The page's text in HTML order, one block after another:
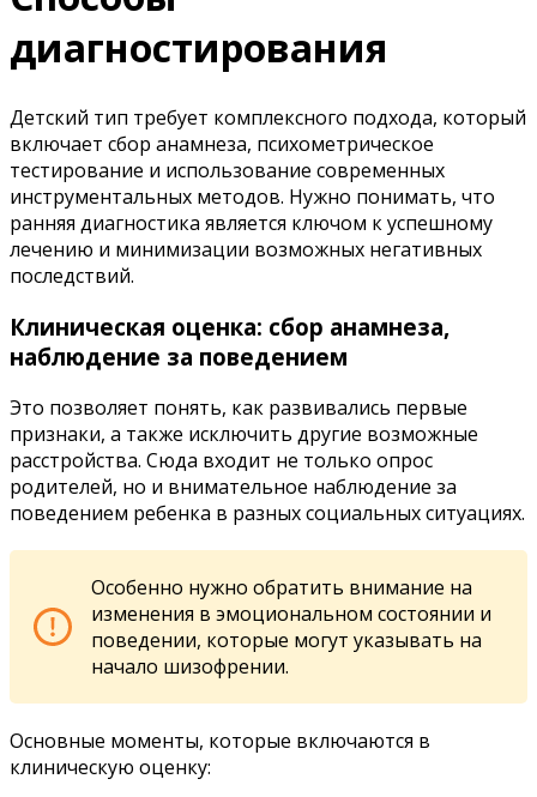
диагностирования
Детский тип требует комплексного подхода, который
включает сбор анамнеза, психометрическое
тестирование и использование современных
инструментальных методов. Нужно понимать, что
ранняя диагностика является ключом к успешному
лечению и минимизации возможных негативных
последствий.
Клиническая оценка: сбор анамнеза,
наблюдение за поведением
Это позволяет понять, как развивались первые
признаки, а также исключить другие возможные
расстройства. Сюда входит не только опрос
родителей, но и внимательное наблюдение за
поведением ребенка в разных социальных ситуациях.
Особенно нужно обратить внимание на
изменения в эмоциональном состоянии и
поведении, которые могут указывать на
начало шизофрении.
Основные моменты, которые включаются в
клиническую оценку: